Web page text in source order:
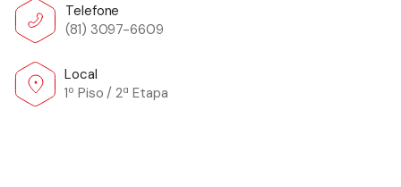
Telefone
(81) 3097-6609
Local
1º Piso / 2ª Etapa